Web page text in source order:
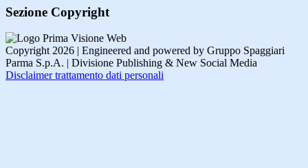
Sezione Copyright
Copyright 2026 | Engineered and powered by Gruppo Spaggiari
Parma S.p.A. | Divisione Publishing & New Social Media
Disclaimer trattamento dati personali